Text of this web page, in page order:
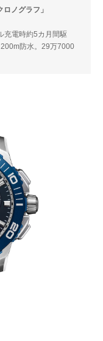
ノグラフ」
充電時約5カ月間駆
防水。29万7000